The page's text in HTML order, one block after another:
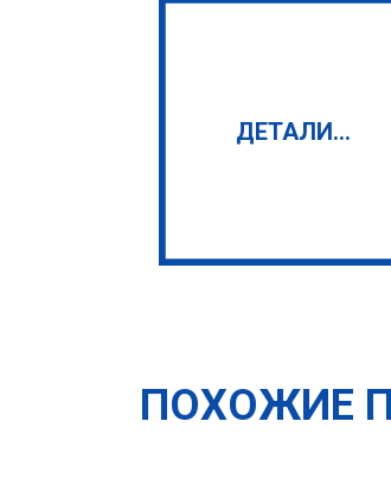
ДЕТАЛИ...
ПОХОЖИЕ